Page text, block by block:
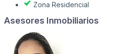
Zona Residencial
Asesores Inmobiliarios